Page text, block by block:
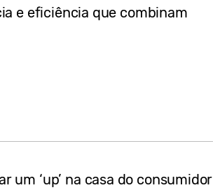
e eficiência que combinam
um ‘up’ na casa do consumidor